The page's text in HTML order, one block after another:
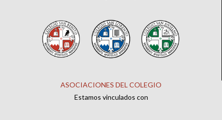
ASOCIACIONES DEL COLEGIO
Estamos vinculados con